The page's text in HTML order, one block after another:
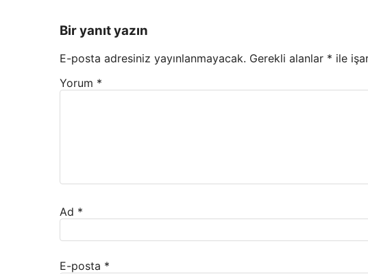
Bir yanıt yazın
E-posta adresiniz yayınlanmayacak. Gerekli alanlar * ile
Yorum *
Ad *
E-posta *